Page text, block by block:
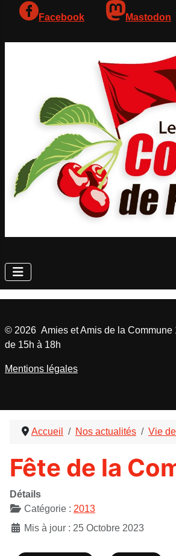
Facebook Mastodon
Accueil Nos actualités Vie
Fête de la
Détails
Catégorie : 2013
Mis à jour : 25 Octobre 2023
© 2026 Amies et Amis de la
de 15h à 18h
Mentions légales